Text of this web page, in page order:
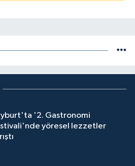
'2. Gastronomi
yöresel lezzetler